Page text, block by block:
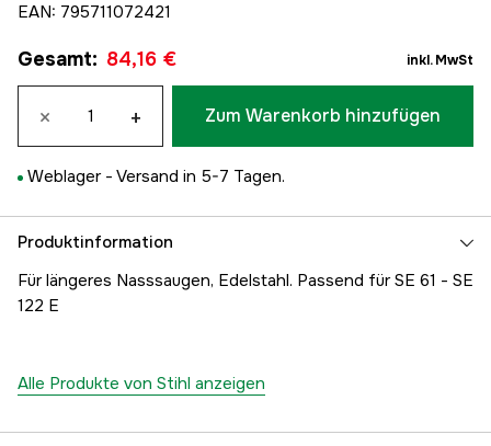
EAN: 795711072421
Gesamt: 84,16 € inkl. MwSt
× + Zum Warenkorb hinzufügen
Weblager - Versand in 5-7 Tagen.
Produktinformation
Für längeres Nasssaugen, Edelstahl. Passend für SE 61 - SE
122 E
Alle Produkte von Stihl anzeigen